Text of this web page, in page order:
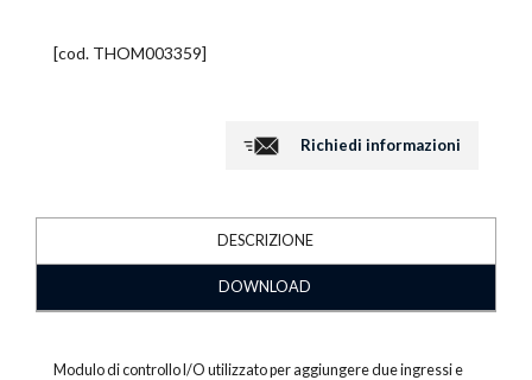
[cod. THOM003359]
Richiedi informazioni
DESCRIZIONE
DOWNLOAD
Modulo di controllo I/O utilizzato per aggiungere due ingressi e